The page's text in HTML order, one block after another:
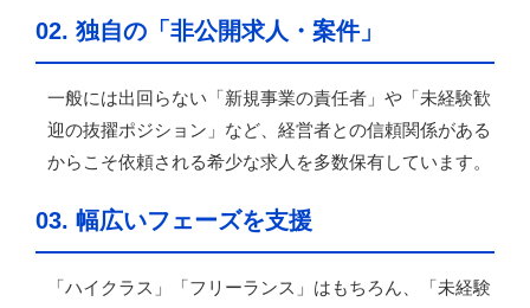
02. 独自の「非公開求人・案件」
一般には出回らない「新規事業の責任者」や「未経験歓
迎の抜擢ポジション」など、経営者との信頼関係がある
からこそ依頼される希少な求人を多数保有しています。
03. 幅広いフェーズを支援
「ハイクラス」「フリーランス」はもちろん、「未経験